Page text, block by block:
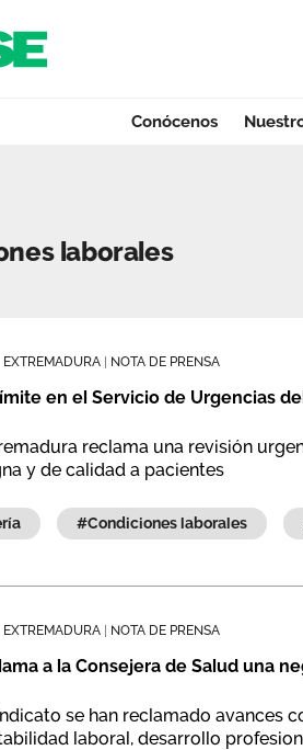
Conócenos
laborales
EXTREMADURA NOTA DE PRENSA
en el Servicio de Urgencias
reclama una revisión
y de calidad a pacientes
#condiciones laborales
EXTREMADURA NOTA DE PRENSA
a la Consejera de Salud una
se han reclamado avances
laboral, desarrollo